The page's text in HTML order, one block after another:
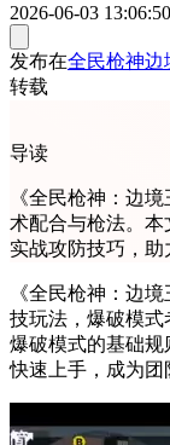
2026-06-03 13:06:50
发布在全民枪神边
转载
导读
《全民枪神：边
术配合与枪法。本
实战攻防技巧，助
《全民枪神：边
技玩法，爆破模
爆破模式的基础
快速上手，成为团